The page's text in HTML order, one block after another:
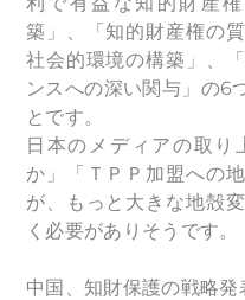
築」、「知的財産権の
社会的環境の構築」、
ンスへの深い関与」の6
とです。
日本のメディアの取り
か」「ＴＰＰ加盟への
が、もっと大きな地殻
く必要がありそうです。
中国、知財保護の戦略